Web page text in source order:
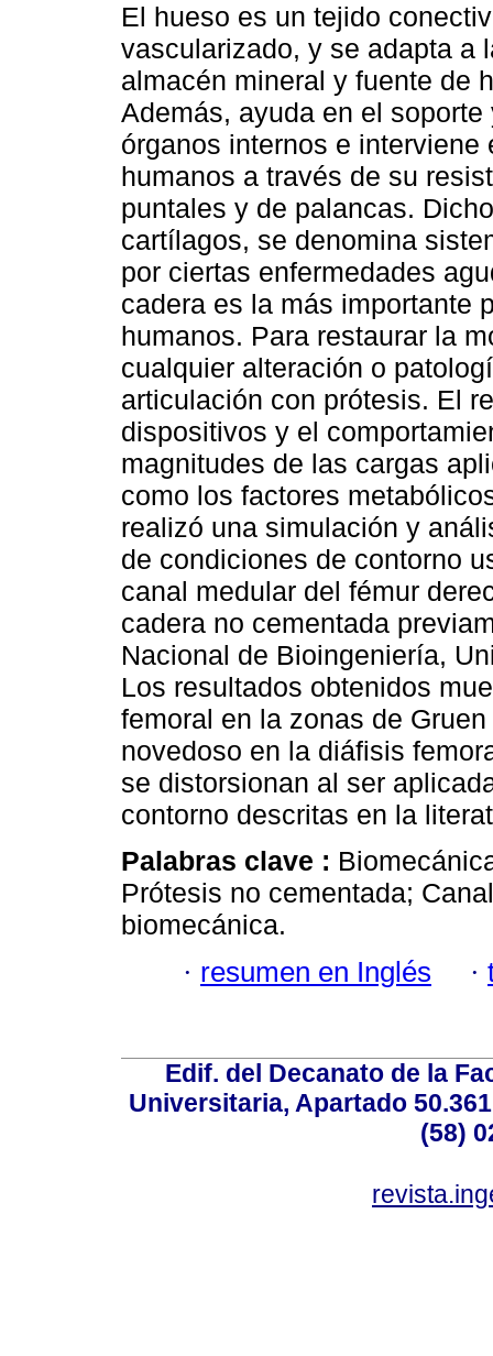
El hueso es un tejido
vascularizado, y se adapta a
almacén mineral y fuente de
Además, ayuda en el
órganos internos e
humanos a través de su
puntales y de palancas.
cartílagos, se denomina
por ciertas enfermedades
cadera es la más importante
humanos. Para restaurar la
cualquier alteración o
articulación con prótesis. El
dispositivos y el
magnitudes de las cargas
como los factores
realizó una simulación y
de condiciones de contorno
canal medular del fémur
cadera no cementada
Nacional de Bioingeniería,
Los resultados obtenidos
femoral en la zonas de
novedoso en la diáfisis
se distorsionan al ser
contorno descritas en la
Palabras clave :
Prótesis no cementada;
biomecánica.
· resumen en Inglés ·
Edif. del Decanato de la
Universitaria, Apartado
(58)